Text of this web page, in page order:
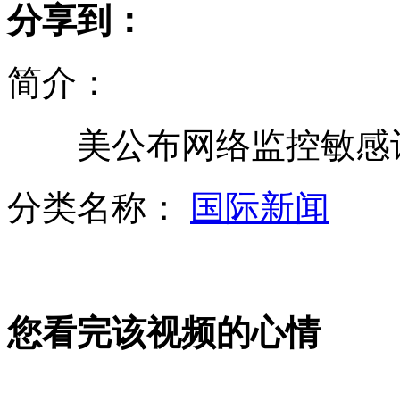
大S欲复出拍戏 不做贵太太
分享到：
简介：
美公布网络监控敏感
分类名称：
国际新闻
您看完该视频的心情